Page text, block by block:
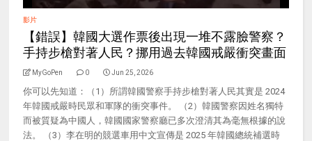
影片
【錯誤】韓國大選作票後出現一堆不露臉警察？
手持步槍對著人民？挪用過去韓國戒嚴衝突畫面
MyGoPen 0 Jun 25, 2026
你可以先知道：（1）所謂韓國警察手持步槍對著人民其實是 2024
年韓國戒嚴時民眾和軍隊的衝突事件。 （2）韓國警察因姓名獨特
而被質疑為中國人，韓國國家警察廳已多次澄清其為毫無根據的說
法。 （3）李在明的競選車用中文宣傳是 2025 年韓國總統補選時